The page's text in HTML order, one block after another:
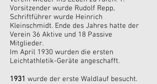
Vorsitzender wurde Rudolf Repp,
Schriftführer wurde Heinrich
Kleinschmidt. Ende des Jahres hatte der
Verein 36 Aktive und 18 Passive
Mitglieder.
Im April 1930 wurden die ersten
Leichtathletik-Geräte angeschafft.
1931 wurde der erste Waldlauf besucht.